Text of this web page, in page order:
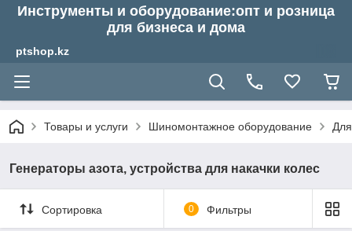
Инструменты и оборудование:опт и розница
для бизнеса и дома
ptshop.kz
Товары и услуги Шиномонтажное оборудование
Генераторы азота, устройства для накачки колес
Сортировка 0 Фильтры